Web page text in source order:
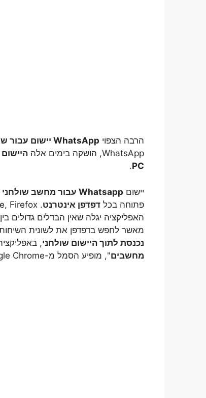
הרבה הצפוי WhatsApp יישום עבור שולחן העבודה שלך
WhatsApp, הושקה בימים אלה
PC
.
יישום Whatsapp עבור מחשב שולחני
פתוחה בכל דפדפן אינטרנט
האפליקציה יגלה שאין הבדלים גדולים
מאשר לחפש בדפדפן את לשונית
נכנסת לתוך היישום שולחני,
מחשבים", מופיע הסמל מ-Google Chrome.